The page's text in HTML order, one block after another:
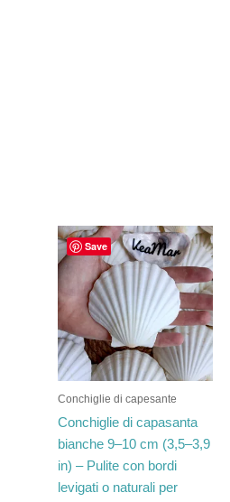
Save
Conchiglie di capesante
Conchiglie di capasanta
bianche 9–10 cm (3,5–3,9
in) – Pulite con bordi
levigati o naturali per
Fascia
di
prezzo:
da
€11.48
a
€140.00
Questo
prodotto
ha
più
varianti.
Le
opzioni
essere
scelte
nella
pagina
del